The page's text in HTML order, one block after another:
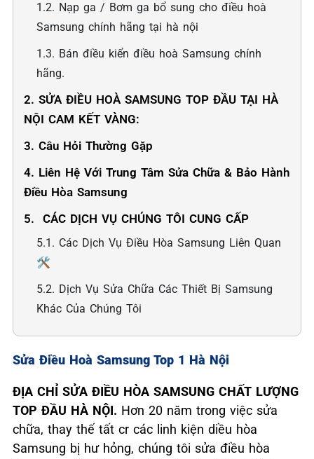
1.2. Nạp ga / Bơm ga bổ sung cho điều hoà
Samsung chính hãng tại hà nội
1.3. Bán điều kiển điều hoà Samsung chính
hãng.
2. SỬA ĐIỀU HOÀ SAMSUNG TOP ĐẦU TẠI HÀ
NỘI CAM KẾT VÀNG:
3. Câu Hỏi Thường Gặp
4. Liên Hệ Với Trung Tâm Sửa Chữa & Bảo Hành
Điều Hòa Samsung
5. ️ CÁC DỊCH VỤ CHÚNG TÔI CUNG CẤP
5.1. Các Dịch Vụ Điều Hòa Samsung Liên Quan
🛠️
5.2. Dịch Vụ Sửa Chữa Các Thiết Bị Samsung
Khác Của Chúng Tôi
Sửa Điều Hoà Samsung Top 1 Hà Nội
ĐỊA CHỈ SỬA ĐIỀU HÒA SAMSUNG CHẤT LƯỢNG
TOP ĐẦU HÀ NỘI. Hơn 20 năm trong việc sửa
chữa, thay thế tất cr các linh kiện diều hòa
Samsung bị hư hỏng, chúng tôi sửa điều hòa